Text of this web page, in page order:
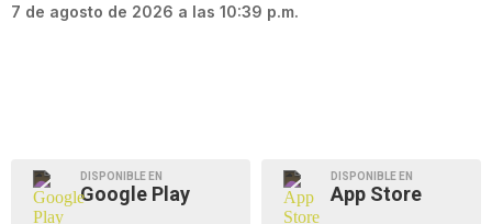
7 de agosto de 2026 a las 10:39 p.m.
DISPONIBLE EN
Google Play
DISPONIBLE EN
App Store